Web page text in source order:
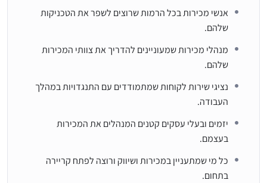
אנשי מכירות בכל הרמות שרוצים לשפר את הטכניקות
שלהם.
מנהלי מכירות שמעוניינים להדריך את צוותי המכירות
שלהם.
נציגי שירות לקוחות שמתמודדים עם התנגדויות במהלך
העבודה.
יזמים ובעלי עסקים קטנים המנהלים את המכירות
בעצמם.
כל מי שמתעניין במכירות ושיווק ורוצה לפתח קריירה
בתחום.